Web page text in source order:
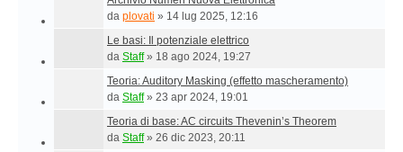
da plovati » 14 lug 2025, 12:16
Le basi: Il potenziale elettrico
da Staff» 18 ago 2024, 19:27
Teoria: Auditory Masking (effetto mascheramento)
da Staff» 23 apr 2024, 19:01
Teoria di base: AC circuits Thevenin’s Theorem
da Staff» 26 dic 2023, 20:11